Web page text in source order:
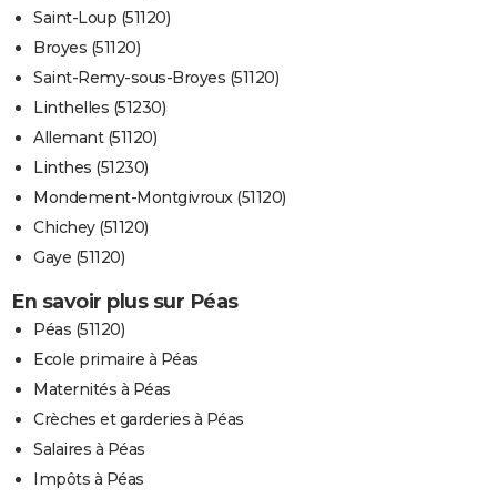
Saint-Loup (51120)
Broyes (51120)
Saint-Remy-sous-Broyes (51120)
Linthelles (51230)
Allemant (51120)
Linthes (51230)
Mondement-Montgivroux (51120)
Chichey (51120)
Gaye (51120)
En savoir plus sur Péas
Péas (51120)
Ecole primaire à Péas
Maternités à Péas
Crèches et garderies à Péas
Salaires à Péas
Impôts à Péas